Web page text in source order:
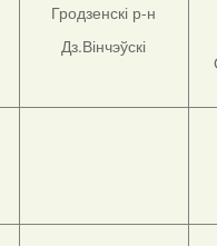
Гродзенскі р-н
Дз.Вінчэўскі